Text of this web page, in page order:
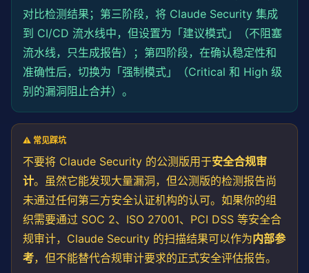
对比检测结果；第三阶段，将 Claude Security 集成
到 CI/CD 流水线中，但设置为「建议模式」（不阻塞
流水线，只生成报告）；第四阶段，在确认稳定性和
准确性后，切换为「强制模式」（Critical 和 High 级
别的漏洞阻止合并）。
⚠️ 常见踩坑
不要将 Claude Security 的公测版用于安全合规审
计。虽然它能发现大量漏洞，但公测版的检测报告尚
未通过任何第三方安全认证机构的认可。如果你的组
织需要通过 SOC 2、ISO 27001、PCI DSS 等安全合
规审计，Claude Security 的扫描结果可以作为内部参
考，但不能替代合规审计要求的正式安全评估报告。